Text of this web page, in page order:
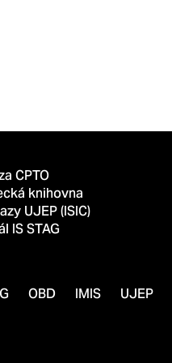
CPTO
knihovna
UJEP (ISIC)
IS STAG
OBD IMIS UJEP